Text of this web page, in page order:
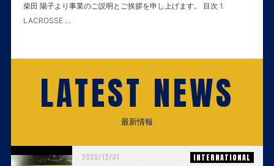
柴田 陽子より事業のご説明とご挨拶を申し上げます。 目次 1.
LACROSSE …
LATEST NEWS
最新情報
2025/12/31 INTERNATIONAL